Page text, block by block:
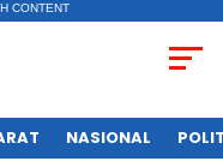
CONTENT
NASIONAL